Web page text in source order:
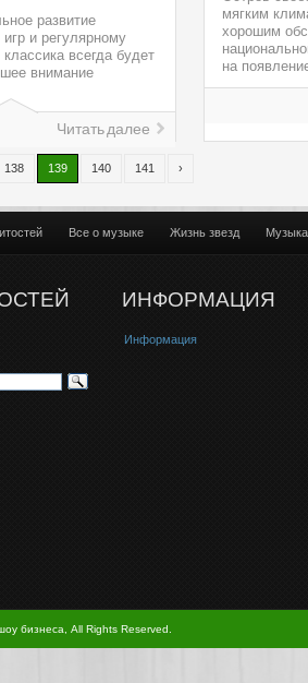
развитие
и регулярному
всегда будет
внимание
Читать далее
мягким
хорошим
на
138 139 140 141 ›
Все о музыке Жизнь звезд
ИНФОРМАЦИЯ
Информация
бизнеса, All Rights Reserved.